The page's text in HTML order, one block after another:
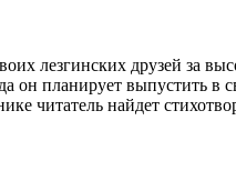
лезгинских друзей за
он планирует выпустить
читатель найдет